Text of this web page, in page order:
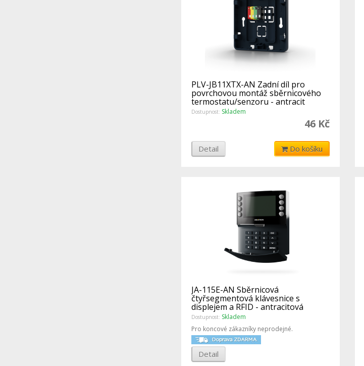
PLV-JB11XTX-AN Zadní díl pro
povrchovou montáž sběrnicového
termostatu/senzoru - antracit
Dostupnost: Skladem
46 Kč
Detail Do košíku
JA-115E-AN Sběrnicová
čtyřsegmentová klávesnice s
displejem a RFID - antracitová
Dostupnost: Skladem
Pro koncové zákazníky neprodejné.
Detail